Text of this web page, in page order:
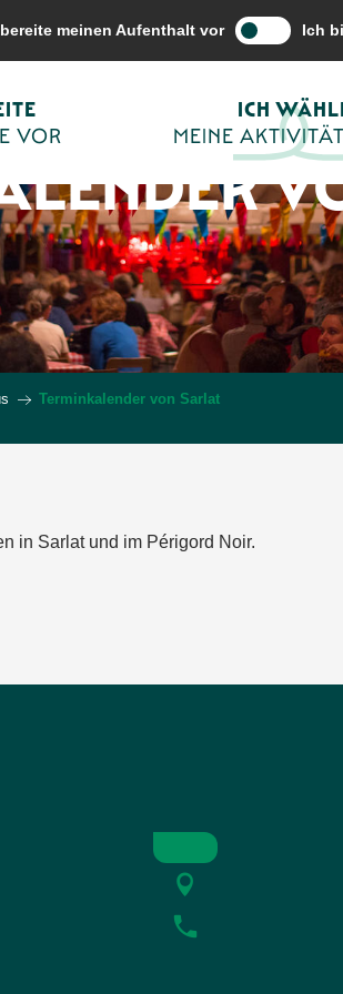
meinen Aufenthalt vor Ich
VOR
ICH
MEINE
Terminkalender von Sarlat
in Sarlat und im Périgord Noir.